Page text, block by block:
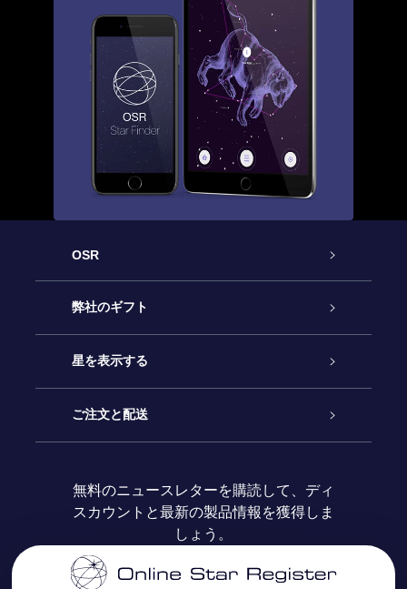
OSR
カスタマーサービス
お問い合わせ
ブログ
レビュー
弊社のギフト
Online Starギフト
OSRギフトパック
OSR ギフトカード
法人ギフト
星を表示する
星の登録
カスタマイズされたStar Page
One Million Stars
ご注文と配送
お支払いに関する情報
配送に関する情報
無料のニュースレターを購読して、ディ
スカウントと最新の製品情報を獲得しま
しょう。